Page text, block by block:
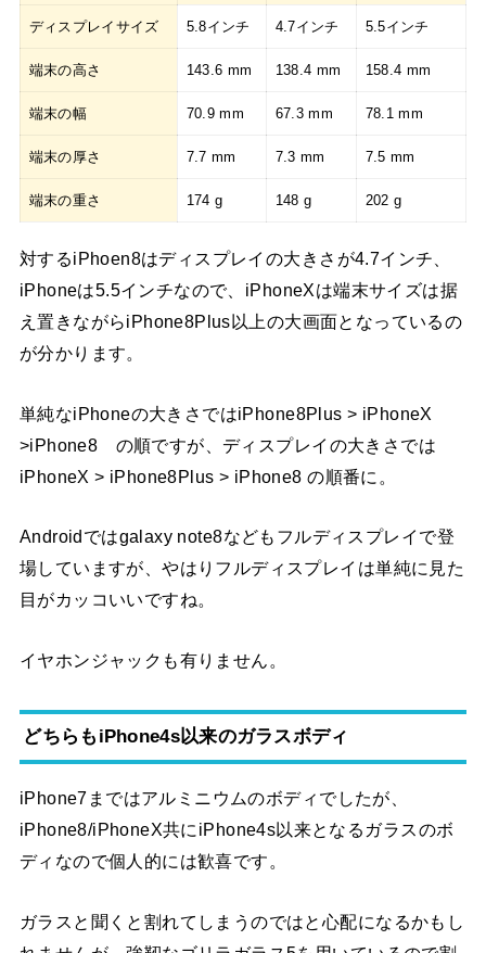
ディスプレイサイズ 5.8インチ 4.7インチ 5.5インチ
端末の高さ 143.6 mm 138.4 mm 158.4 mm
端末の幅 70.9 mm 67.3 mm 78.1 mm
端末の厚さ 7.7 mm 7.3 mm 7.5 mm
端末の重さ 174 g 148 g 202 g
対するiPhoen8はディスプレイの大きさが4.7インチ、
iPhoneは5.5インチなので、iPhoneXは端末サイズは据
え置きながらiPhone8Plus以上の大画面となっているの
が分かります。
単純なiPhoneの大きさではiPhone8Plus > iPhoneX
>iPhone8 の順ですが、ディスプレイの大きさでは
iPhoneX > iPhone8Plus > iPhone8 の順番に。
Androidではgalaxy note8などもフルディスプレイで登
場していますが、やはりフルディスプレイは単純に見た
目がカッコいいですね。
イヤホンジャックも有りません。
どちらもiPhone4s以来のガラスボディ
iPhone7まではアルミニウムのボディでしたが、
iPhone8/iPhoneX共にiPhone4s以来となるガラスのボ
ディなので個人的には歓喜です。
ガラスと聞くと割れてしまうのではと心配になるかもし